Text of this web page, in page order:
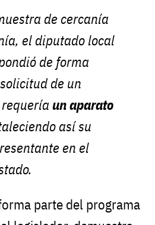
de cercanía
el diputado local
de forma
de un
requeríaun aparato
así su
en el
parte del programa